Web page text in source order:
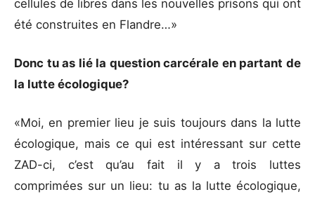
cellules de libres dans les nouvelles prisons qui ont
été construites en Flandre…»
Donc tu as lié la question carcérale en partant de
la lutte écologique?
«Moi, en premier lieu je suis toujours dans la lutte
écologique, mais ce qui est intéressant sur cette
ZAD-ci, c’est qu’au fait il y a trois luttes
comprimées sur un lieu: tu as la lutte écologique,